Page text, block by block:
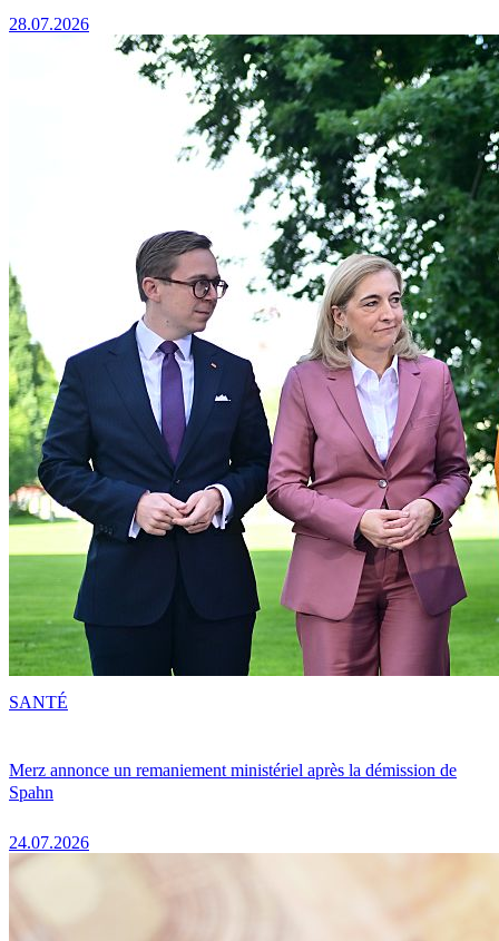
28.07.2026
Merz annonce un remaniement ministériel après la démission de
Spahn
24.07.2026
SANTÉ